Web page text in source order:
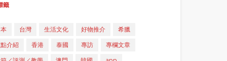
籤
台灣 生活文化 好物推介
希臘
介紹
香港 泰國 專訪
專欄文章